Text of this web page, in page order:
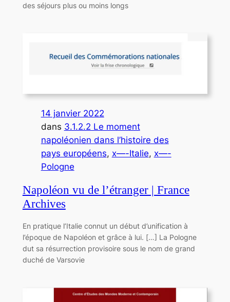
des séjours plus ou moins longs
14 janvier 2022
dans 3.1.2.2 Le moment
napoléonien dans l’histoire des
pays européens, x—-Italie, x—-
Pologne
Napoléon vu de l’étranger | France
Archives
En pratique l’Italie connut un début d’unification à
l’époque de Napoléon et grâce à lui. […] La Pologne
dut sa résurrection provisoire sous le nom de grand
duché de Varsovie